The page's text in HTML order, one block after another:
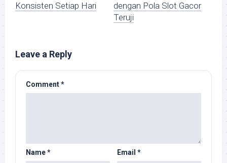
Konsisten Setiap Hari
dengan Pola Slot Gacor
Teruji
Leave a Reply
Comment*
Name* Email *